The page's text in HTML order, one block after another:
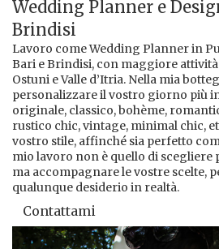
Wedding Planner e
Brindisi
Lavoro come Wedding Planner in
Bari e Brindisi, con maggiore
Ostuni e Valle d’Itria. Nella mia
personalizzare il vostro giorno più
originale, classico, bohème,
rustico chic, vintage, minimal chic,
vostro stile, affinché sia perfetto
mio lavoro non è quello di scegliere
ma accompagnare le vostre scelte,
qualunque desiderio in realtà.
Contattami